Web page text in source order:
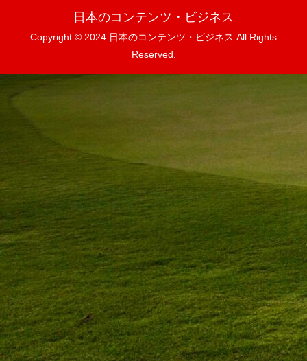
日本のコンテンツ・ビジネス
Copyright © 2024 日本のコンテンツ・ビジネス All Rights
Reserved.